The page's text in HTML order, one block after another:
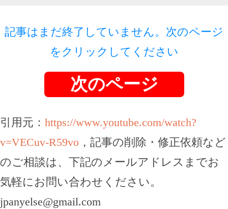
記事はまだ終了していません。次のページ
をクリックしてください
次のページ
引用元： https://www.youtube.com/watch?
v=VECuv-R59vo ，記事の削除・修正依頼など
のご相談は、下記のメールアドレスまでお
気軽にお問い合わせください。
jpanyelse@gmail.com